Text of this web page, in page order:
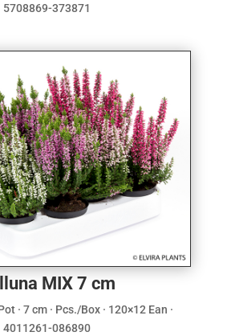
5708869-373871
MIX 7 cm
· 7 cm · Pcs./Box · 120×12 Ean ·
4011261-086890